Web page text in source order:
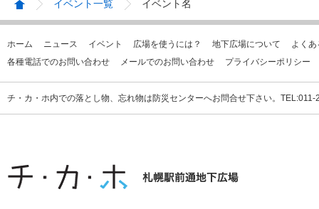
イベント一覧 イベント名
ホーム ニュース イベント 広場を使うには？ 地下広場について
よく
各種電話でのお問い合わせ
メールでのお問い合わせ プライバシーポリシー
チ・カ・ホ内での落とし物、忘れ物は防災センターへお問合せ下さい。